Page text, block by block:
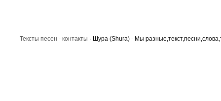
Тексты песен - контакты · Шура (Shura) - Мы